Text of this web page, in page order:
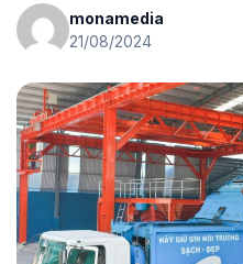
monamedia
21/08/2024